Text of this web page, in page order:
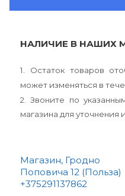
НАЛИЧИЕ В НАШИХ
1. Остаток товаров
может изменяться в
2. Звоните по
магазина для
Магазин, Гродно
Поповича 12 (Польза)
+375291137862